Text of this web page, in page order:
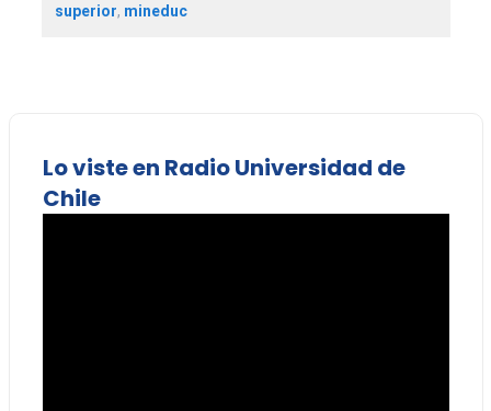
superior, mineduc
Lo viste en Radio Universidad de
Chile